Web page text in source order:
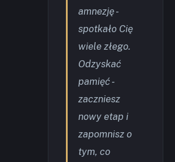
amnezję -
spotkało Cię
wiele złego.
Odzyskać
pamięć -
zaczniesz
nowy etap i
zapomnisz o
tym, co